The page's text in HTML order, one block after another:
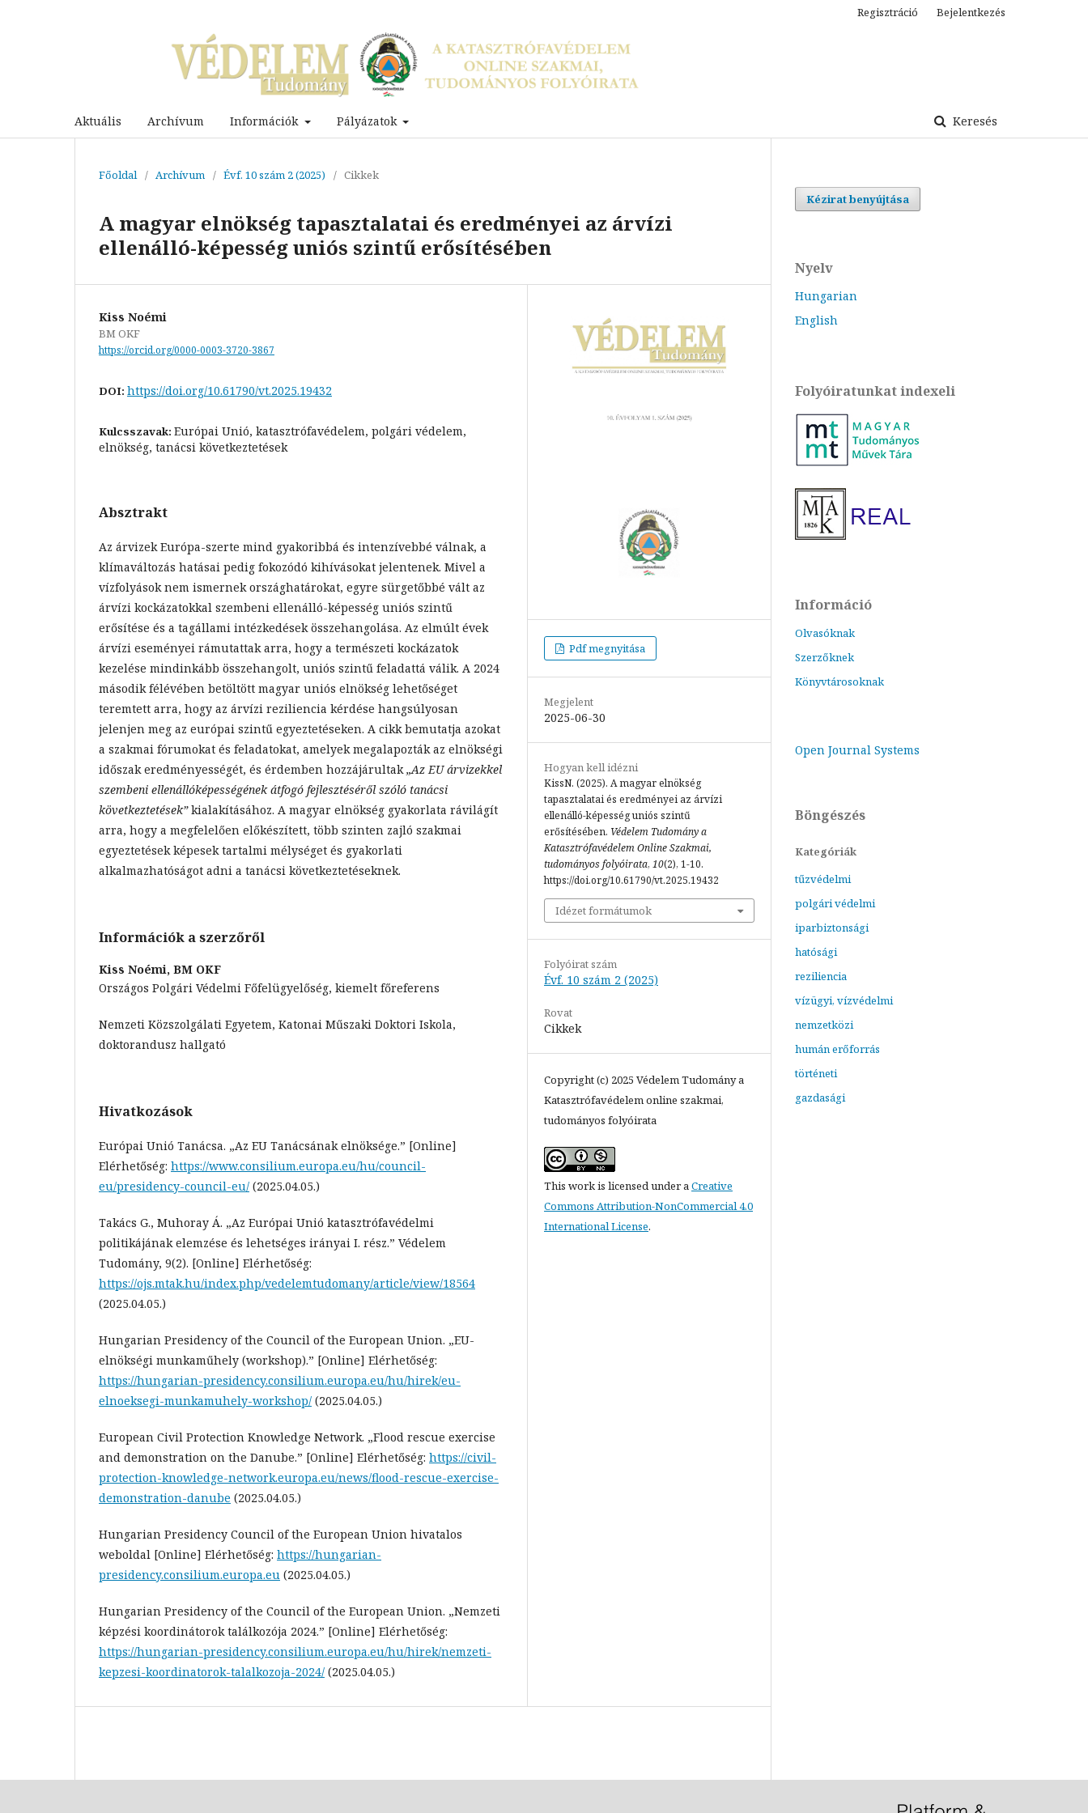
Aktuális Archívum Információk Pályázatok Keresés
Regisztráció Bejelentkezés
Főoldal / Archívum / Évf. 10 szám 2 (2025) / Cikkek
A magyar elnökség tapasztalatai és eredményei az árvízi
ellenálló-képesség uniós szintű erősítésében
Kiss Noémi
BM OKF
https://orcid.org/0000-0003-3720-3867
DOI: https://doi.org/10.61790/vt.2025.19432
Kulcsszavak: Európai Unió, katasztrófavédelem, polgári védelem,
elnökség, tanácsi következtetések
Absztrakt
Az árvizek Európa-szerte mind gyakoribbá és intenzívebbé válnak, a
klímaváltozás hatásai pedig fokozódó kihívásokat jelentenek. Mivel a
vízfolyások nem ismernek országhatárokat, egyre sürgetőbbé vált az
árvízi kockázatokkal szembeni ellenálló-képesség uniós szintű
erősítése és a tagállami intézkedések összehangolása. Az elmúlt évek
árvízi eseményei rámutattak arra, hogy a természeti kockázatok
kezelése mindinkább összehangolt, uniós szintű feladattá válik. A 2024
második félévében betöltött magyar uniós elnökség lehetőséget
teremtett arra, hogy az árvízi reziliencia kérdése hangsúlyosan
jelenjen meg az európai szintű egyeztetéseken. A cikk bemutatja azokat
a szakmai fórumokat és feladatokat, amelyek megalapozták az elnökségi
időszak eredményességét, és érdemben hozzájárultak „Az EU árvizekkel
szembeni ellenállóképességének átfogó fejlesztéséről szóló tanácsi
következtetések”kialakításához. A magyar elnökség gyakorlata rávilágít
arra, hogy a megfelelően előkészített, több szinten zajló szakmai
egyeztetések képesek tartalmi mélységet és gyakorlati
alkalmazhatóságot adni a tanácsi következtetéseknek.
Információk a szerzőről
Kiss Noémi, BM OKF
Országos Polgári Védelmi Főfelügyelőség, kiemelt főreferens
Nemzeti Közszolgálati Egyetem, Katonai Műszaki Doktori Iskola,
doktorandusz hallgató
Hivatkozások
Európai Unió Tanácsa. „Az EU Tanácsának elnöksége.” [Online]
Elérhetőség: https://www.consilium.europa.eu/hu/council-
eu/presidency-council-eu/ (2025.04.05.)
Takács G., Muhoray Á. „Az Európai Unió katasztrófavédelmi
politikájának elemzése és lehetséges irányai I. rész.” Védelem
Tudomány, 9(2). [Online] Elérhetőség:
https://ojs.mtak.hu/index.php/vedelemtudomany/article/view/18564
(2025.04.05.)
Hungarian Presidency of the Council of the European Union. „EU-
elnökségi munkaműhely (workshop).” [Online] Elérhetőség:
https://hungarian-presidency.consilium.europa.eu/hu/hirek/eu-
elnoeksegi-munkamuhely-workshop/ (2025.04.05.)
European Civil Protection Knowledge Network. „Flood rescue exercise
and demonstration on the Danube.” [Online] Elérhetőség: https://civil-
protection-knowledge-network.europa.eu/news/flood-rescue-exercise-
demonstration-danube (2025.04.05.)
Hungarian Presidency Council of the European Union hivatalos
weboldal [Online] Elérhetőség: https://hungarian-
presidency.consilium.europa.eu (2025.04.05.)
Hungarian Presidency of the Council of the European Union. „Nemzeti
képzési koordinátorok találkozója 2024.” [Online] Elérhetőség:
https://hungarian-presidency.consilium.europa.eu/hu/hirek/nemzeti-
kepzesi-koordinatorok-talalkozoja-2024/ (2025.04.05.)
Pdf megnyitása
Megjelent
2025-06-30
Hogyan kell idézni
KissN. (2025). A magyar elnökség
tapasztalatai és eredményei az árvízi
ellenálló-képesség uniós szintű
erősítésében. Védelem Tudomány a
Katasztrófavédelem Online Szakmai,
tudományos folyóirata, 10(2), 1-10.
https://doi.org/10.61790/vt.2025.19432
Idézet formátumok
Folyóirat szám
Évf. 10 szám 2 (2025)
Rovat
Cikkek
Copyright (c) 2025 Védelem Tudomány a
Katasztrófavédelem online szakmai,
tudományos folyóirata
This work is licensed under aCreative
Commons Attribution-NonCommercial 4.0
International License.
Kézirat benyújtása
Nyelv
Hungarian
English
Folyóiratunkat indexeli
Információ
Olvasóknak
Szerzőknek
Könyvtárosoknak
Open Journal Systems
Böngészés
Kategóriák
tűzvédelmi
polgári védelmi
iparbiztonsági
hatósági
reziliencia
vízügyi, vízvédelmi
nemzetközi
humán erőforrás
történeti
gazdasági